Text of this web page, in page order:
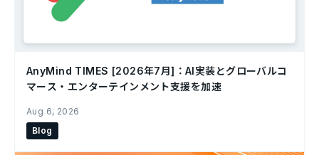
AnyMind TIMES [2026年7月]：AI実装とグローバルコ
マース・エンターテインメント支援を加速
Aug 6, 2026
Blog